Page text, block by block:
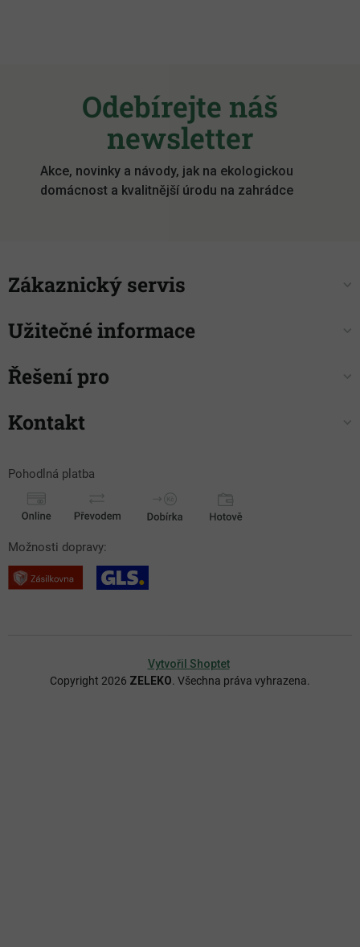
Odebírejte náš
newsletter
Akce, novinky a návody, jak na ekologickou
domácnost a kvalitnější úrodu na zahrádce
Zákaznický servis
Užitečné informace
Řešení pro
Kontakt
Pohodlná platba
Možnosti dopravy:
Vytvořil Shoptet
Copyright 2026 ZELEKO. Všechna práva vyhrazena.